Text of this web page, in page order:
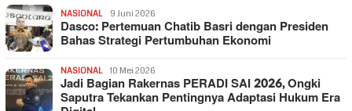
NASIONAL 9 Juni 2026
Dasco: Pertemuan Chatib Basri dengan Presiden
Bahas Strategi Pertumbuhan Ekonomi
NASIONAL 10 Mei 2026
Jadi Bagian Rakernas PERADI SAI 2026, Ongki
Saputra Tekankan Pentingnya Adaptasi Hukum Era